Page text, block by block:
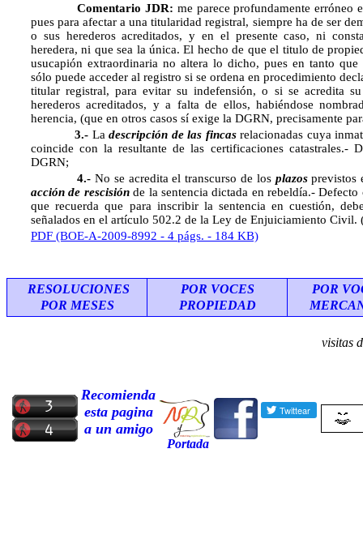
Comentario JDR: me parece profundamente erróneo
pues para afectar a una titularidad registral, siempre ha de ser
o sus herederos acreditados, y en el presente caso, ni
heredera, ni que sea la única. El hecho de que el titulo de
usucapión extraordinaria no altera lo dicho, pues en tanto que
sólo puede acceder al registro si se ordena en procedimiento
titular registral, para evitar su indefensión, o si se acredita
herederos acreditados, y a falta de ellos, habiéndose
herencia, (que en otros casos sí exige la DGRN, precisamente
3.- Ladescripción de las fincasrelacionadas cuya
coincide con la resultante de las certificaciones catastrales.-
DGRN;
4.- No se acredita el transcurso de los plazosprevistos
acción de rescisiónde la sentencia dictada en rebeldía.-
que recuerda que para inscribir la sentencia en cuestión,
señalados en el artículo 502.2 de la Ley de Enjuiciamiento Civil.
PDF (BOE-A-2009-8992 - 4 págs. - 184 KB)
RESOLUCIONES
POR MESES
POR VOCES
PROPIEDAD
POR
visitas
Recomienda
esta pagina
a un amigo
Portada